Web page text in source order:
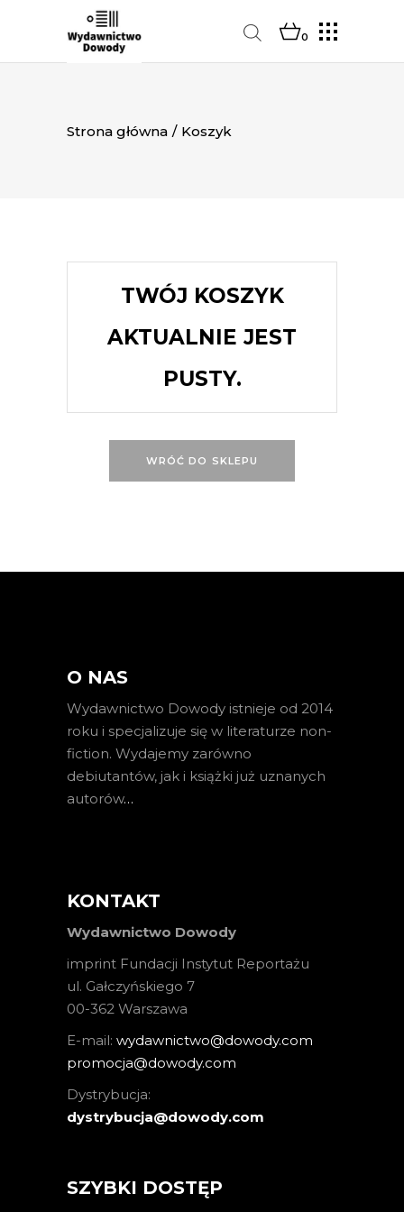
0
Strona główna / Koszyk
TWÓJ KOSZYK
AKTUALNIE JEST
PUSTY.
WRÓĆ DO SKLEPU
O NAS
Wydawnictwo Dowody istnieje od 2014
roku i specjalizuje się w literaturze non-
fiction. Wydajemy zarówno
debiutantów, jak i książki już uznanych
autorów…
KONTAKT
Wydawnictwo Dowody
imprint Fundacji Instytut Reportażu
ul. Gałczyńskiego 7
00-362 Warszawa
E-mail: wydawnictwo@dowody.com
promocja@dowody.com
Dystrybucja:
dystrybucja@dowody.com
SZYBKI DOSTĘP